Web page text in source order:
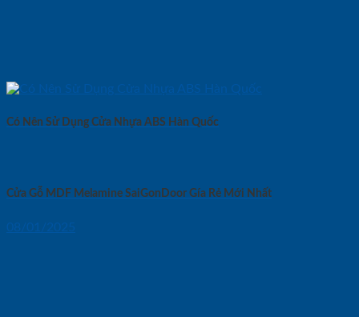
Có Nên Sử Dụng Cửa Nhựa ABS Hàn Quốc
Cửa Gỗ MDF Melamine SaiGonDoor Gía Rẻ Mới Nhất
08/01/2025